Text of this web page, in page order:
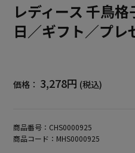
レディース 千鳥
日／ギフト／プ
価格： 3,278円 (税込)
商品番号： CHS0000925
商品コード： MHS0000925